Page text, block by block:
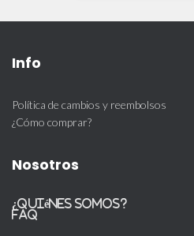
Info
Política de cambios y reembolsos
¿Cómo comprar?
Nosotros
¿Quiénes somos?
FAQ